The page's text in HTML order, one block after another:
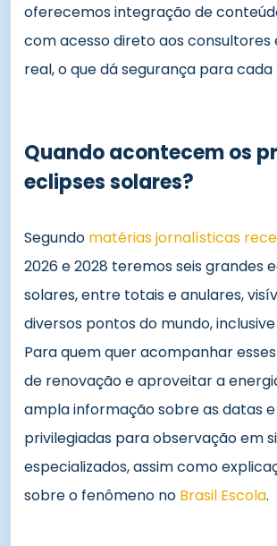
oferecemos integração de
com acesso direto aos
real, o que dá segurança para cada
Quando acontecem os
eclipses solares?
Segundo matérias jornalísticas
2026 e 2028 teremos seis grandes
solares, entre totais e anulares,
diversos pontos do mundo, inclusive
Para quem quer acompanhar
de renovação e aproveitar a
ampla informação sobre as datas
privilegiadas para observação em
especializados, assim como
sobre o fenômeno no Brasil Escola.